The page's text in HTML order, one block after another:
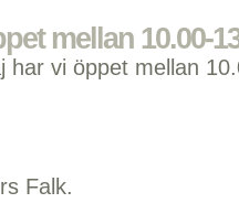
mellan 10.00-
har vi öppet mellan
Falk.